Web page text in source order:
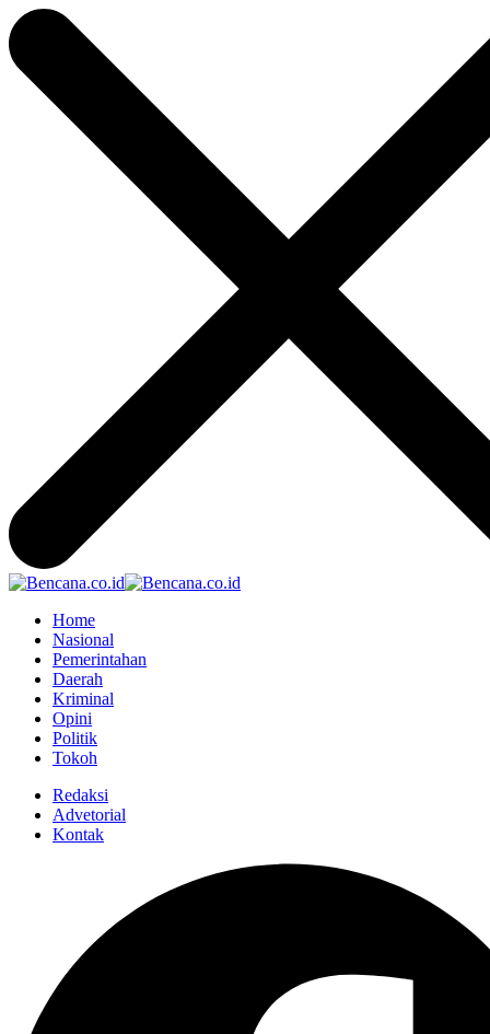
Home
Nasional
Pemerintahan
Daerah
Kriminal
Opini
Politik
Tokoh
Redaksi
Advetorial
Kontak